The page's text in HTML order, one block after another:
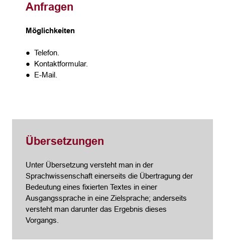
Anfragen
Möglichkeiten
● Telefon.
● Kontaktformular.
● E-Mail.
Übersetzungen
Unter Übersetzung versteht man in der
Sprachwissenschaft einerseits die Übertragung der
Bedeutung eines fixierten Textes in einer
Ausgangssprache in eine Zielsprache; anderseits
versteht man darunter das Ergebnis dieses
Vorgangs.